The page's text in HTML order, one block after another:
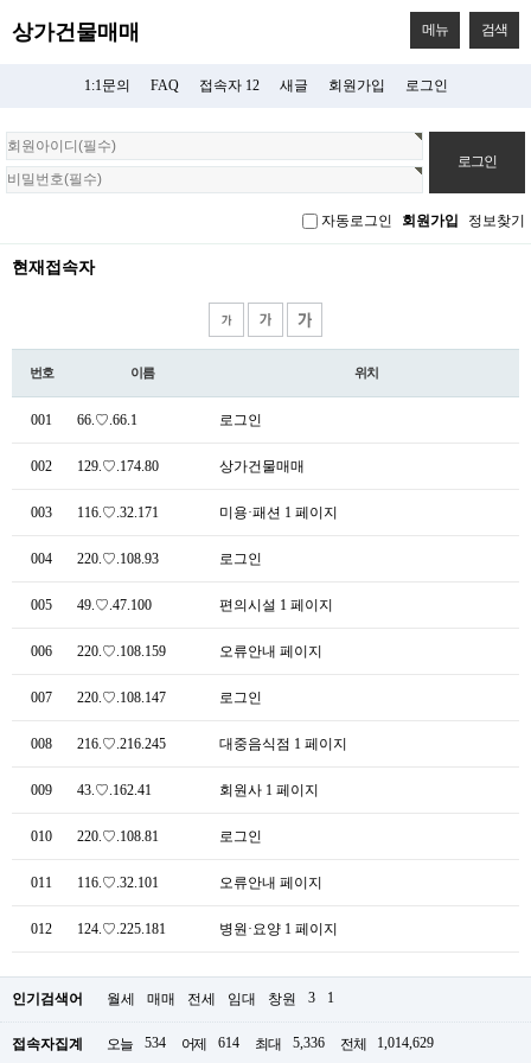
상가건물매매 메뉴 검색
1:1문의 FAQ 접속자 12 새글 회원가입 로그인
회
원
로
자동로그인 회원가입 정보찾기
현재접속자
번호 이름 위치
001 66.♡.66.1 로그인
002 129.♡.174.80 상가건물매매
003 116.♡.32.171 미용·패션 1 페이지
004 220.♡.108.93 로그인
005 49.♡.47.100 편의시설 1 페이지
006 220.♡.108.159 오류안내 페이지
007 220.♡.108.147 로그인
008 216.♡.216.245 대중음식점 1 페이지
009 43.♡.162.41 회원사 1 페이지
010 220.♡.108.81 로그인
011 116.♡.32.101 오류안내 페이지
012 124.♡.225.181 병원·요양 1 페이지
인기검색어 월세 매매 전세 임대 창원 3 1
접속자집계 오늘 534 어제 614 최대 5,336 전체 1,014,629